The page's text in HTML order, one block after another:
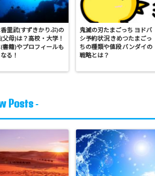
里武(すずきかりぶ)の
父母)は？高校・大学！
書籍)やプロフィールも
る！
鬼滅の刃たまごっち ヨドバ
シ予約状況 きめつたまごっ
ちの種類や値段 バンダイの
戦略とは？
Posts-